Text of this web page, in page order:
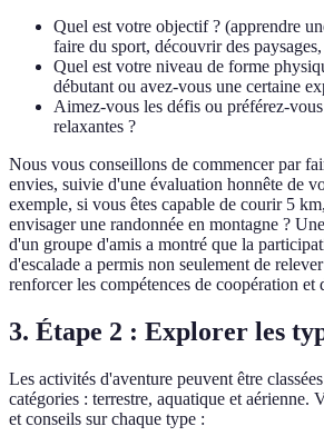
Quel est votre objectif ? (apprendre
faire du sport, découvrir des
Quel est votre niveau de forme
débutant ou avez-vous une certaine
Aimez-vous les défis ou préférez-
relaxantes ?
Nous vous conseillons de commencer par
envies, suivie d'une évaluation honnête de
exemple, si vous êtes capable de courir 5
envisager une randonnée en montagne ?
d'un groupe d'amis a montré que la
d'escalade a permis non seulement de
renforcer les compétences de coopération et
3. Étape 2 : Explorer les
Les activités d'aventure peuvent être
catégories : terrestre, aquatique et aérienne.
et conseils sur chaque type :